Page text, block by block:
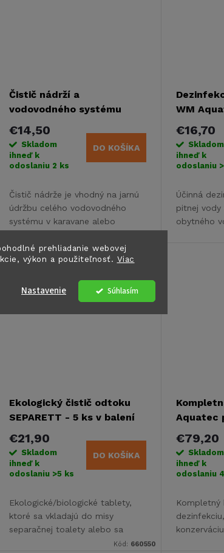
prehliadanie webovej
výkon a použiteľnosť. Viac
Súhlasím
Nastavenie
Čistič nádrží a
vodovodného systému
MYCLEANTANK Reich, 1000
€14,50
Skladom
ihneď k
odoslaniu 2 ks
DO KOŠÍKA
Čistič nádrže je vhodný na jarnú
údržbu celého vodovodného
systému v karavane alebo
potrubie, armatúry aj vodné
čerpadlá.
WM
€16,70
Skladom
ihneď k
odoslaniu
Účinná
pitnej vody
obytného
Ekologický čistič odtoku
SEPARETT - 5 ks v balení
€21,90
Skladom
ihneď k
odoslaniu >5 ks
DO KOŠÍKA
Ekologické/biologické tablety,
ktoré sa vkladajú do misy
separačnej toalety alebo sa
Kód: 660550
Aquatec
čistú
€79,20
Skladom
ihneď k
odoslaniu
Kompletný
karavanu,